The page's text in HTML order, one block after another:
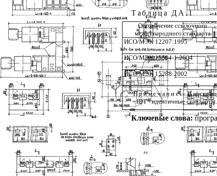
Таблица ДА .1
Обозначение ссылочного
международного стандарта
ИСО/МЭК12207:1995
ИСО/МЭК15504-1:2004
ИСО/МЭК15288:2002
Примечание - В
-IDT - идентичные стандарты.
Ключевые слова: